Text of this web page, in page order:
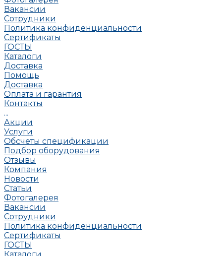
Вакансии
Сотрудники
Политика конфиденциальности
Сертификаты
ГОСТЫ
Каталоги
Доставка
Помощь
Доставка
Оплата и гарантия
Контакты
...
Акции
Услуги
Обсчеты спецификации
Подбор оборудования
Отзывы
Компания
Новости
Статьи
Фотогалерея
Вакансии
Сотрудники
Политика конфиденциальности
Сертификаты
ГОСТЫ